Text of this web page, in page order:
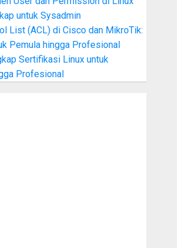
untuk Sysadmin
List (ACL) di Cisco dan MikroTik:
Pemula hingga Profesional
Sertifikasi Linux untuk
Profesional